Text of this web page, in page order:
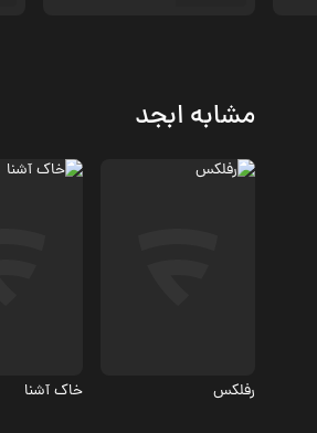
مشابه ابجد
رفلکس خاک آشنا